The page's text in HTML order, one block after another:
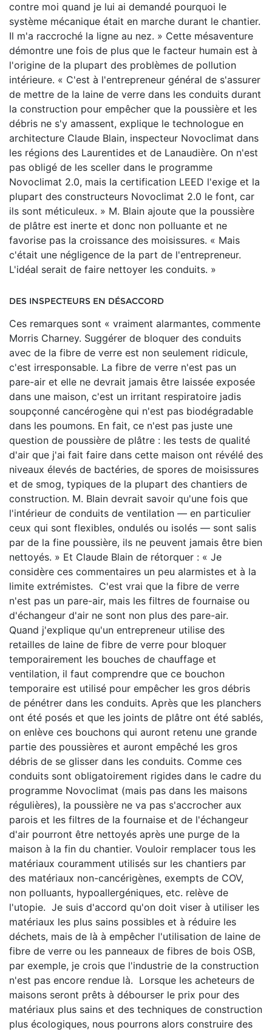
contre moi quand je lui ai demandé pourquoi le
système mécanique était en marche durant le chantier.
Il m'a raccroché la ligne au nez. » Cette mésaventure
démontre une fois de plus que le facteur humain est à
l'origine de la plupart des problèmes de pollution
intérieure. « C'est à l'entrepreneur général de s'assurer
de mettre de la laine de verre dans les conduits durant
la construction pour empêcher que la poussière et les
débris ne s'y amassent, explique le technologue en
architecture Claude Blain, inspecteur Novoclimat dans
les régions des Laurentides et de Lanaudière. On n'est
pas obligé de les sceller dans le programme
Novoclimat 2.0, mais la certification LEED l'exige et la
plupart des constructeurs Novoclimat 2.0 le font, car
ils sont méticuleux. » M. Blain ajoute que la poussière
de plâtre est inerte et donc non polluante et ne
favorise pas la croissance des moisissures. « Mais
c'était une négligence de la part de l'entrepreneur.
L'idéal serait de faire nettoyer les conduits. »
DES INSPECTEURS EN DÉSACCORD
Ces remarques sont « vraiment alarmantes, commente
Morris Charney. Suggérer de bloquer des conduits
avec de la fibre de verre est non seulement ridicule,
c'est irresponsable. La fibre de verre n'est pas un
pare-air et elle ne devrait jamais être laissée exposée
dans une maison, c'est un irritant respiratoire jadis
soupçonné cancérogène qui n'est pas biodégradable
dans les poumons. En fait, ce n'est pas juste une
question de poussière de plâtre : les tests de qualité
d'air que j'ai fait faire dans cette maison ont révélé des
niveaux élevés de bactéries, de spores de moisissures
et de smog, typiques de la plupart des chantiers de
construction. M. Blain devrait savoir qu'une fois que
l'intérieur de conduits de ventilation — en particulier
ceux qui sont flexibles, ondulés ou isolés — sont salis
par de la fine poussière, ils ne peuvent jamais être bien
nettoyés. » Et Claude Blain de rétorquer : « Je
considère ces commentaires un peu alarmistes et à la
limite extrémistes. C'est vrai que la fibre de verre
n'est pas un pare-air, mais les filtres de fournaise ou
d'échangeur d'air ne sont non plus des pare-air.
Quand j'explique qu'un entrepreneur utilise des
retailles de laine de fibre de verre pour bloquer
temporairement les bouches de chauffage et
ventilation, il faut comprendre que ce bouchon
temporaire est utilisé pour empêcher les gros débris
de pénétrer dans les conduits. Après que les planchers
ont été posés et que les joints de plâtre ont été sablés,
on enlève ces bouchons qui auront retenu une grande
partie des poussières et auront empêché les gros
débris de se glisser dans les conduits. Comme ces
conduits sont obligatoirement rigides dans le cadre du
programme Novoclimat (mais pas dans les maisons
régulières), la poussière ne va pas s'accrocher aux
parois et les filtres de la fournaise et de l'échangeur
d'air pourront être nettoyés après une purge de la
maison à la fin du chantier. Vouloir remplacer tous les
matériaux couramment utilisés sur les chantiers par
des matériaux non-cancérigènes, exempts de COV,
non polluants, hypoallergéniques, etc. relève de
l'utopie. Je suis d'accord qu'on doit viser à utiliser les
matériaux les plus sains possibles et à réduire les
déchets, mais de là à empêcher l'utilisation de laine de
fibre de verre ou les panneaux de fibres de bois OSB,
par exemple, je crois que l'industrie de la construction
n'est pas encore rendue là. Lorsque les acheteurs de
maisons seront prêts à débourser le prix pour des
matériaux plus sains et des techniques de construction
plus écologiques, nous pourrons alors construire des